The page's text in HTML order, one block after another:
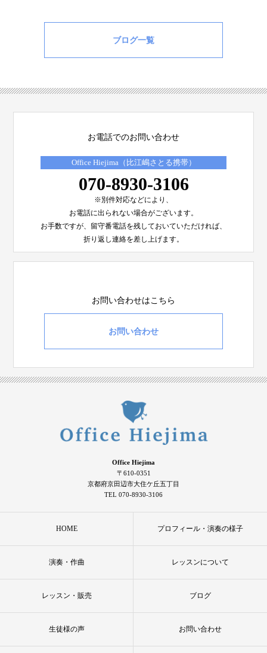
ブログ一覧
お電話でのお問い合わせ
Office Hiejima（比江嶋さとる携帯）
070-8930-3106
※別件対応などにより、
お電話に出られない場合がございます。
お手数ですが、留守番電話を残しておいていただければ、
折り返し連絡を差し上げます。
お問い合わせはこちら
お問い合わせ
Office Hiejima
〒610-0351
京都府京田辺市大住ケ丘五丁目
TEL 070-8930-3106
HOME プロフィール・演奏の様子
演奏・作曲 レッスンについて
レッスン・販売 ブログ
生徒様の声 お問い合わせ